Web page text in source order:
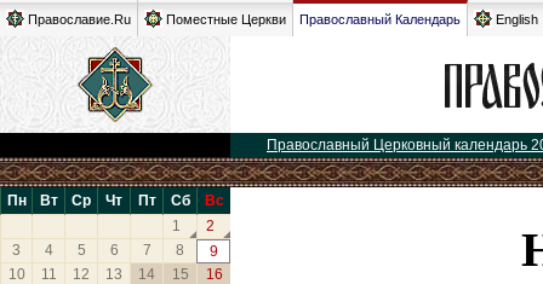
Православие.Ru Поместные Церкви Православный Календарь English
Православный Церковный календарь
Пн Вт Ср Чт Пт Сб
Вс
1
2
3
4 5 6 7 8
9
10
11 12 13 14 15
16